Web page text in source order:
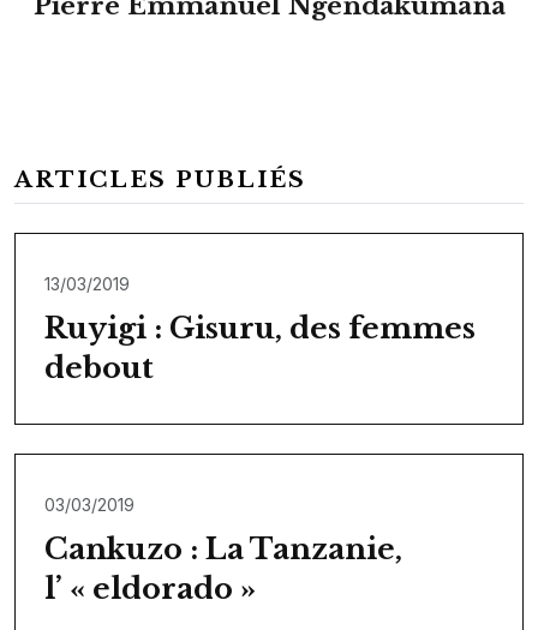
ARTICLES PUBLIÉS
13/03/2019
Ruyigi : Gisuru, des femmes
debout
03/03/2019
Cankuzo : La Tanzanie,
l’ « eldorado »